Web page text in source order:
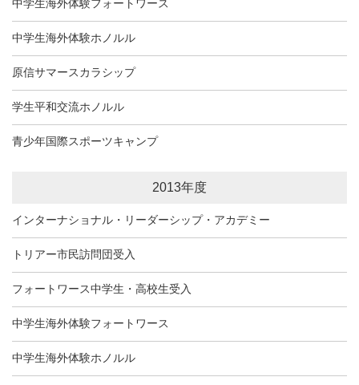
中学生海外体験フォートワース
中学生海外体験ホノルル
原信サマースカラシップ
学生平和交流ホノルル
青少年国際スポーツキャンプ
2013年度
インターナショナル・リーダーシップ・アカデミー
トリアー市民訪問団受入
フォートワース中学生・高校生受入
中学生海外体験フォートワース
中学生海外体験ホノルル